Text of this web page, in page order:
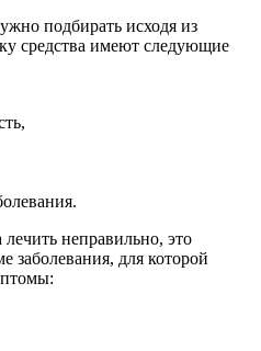
подбирать исходя из
средства имеют следующие
неправильно, это
заболевания, для которой